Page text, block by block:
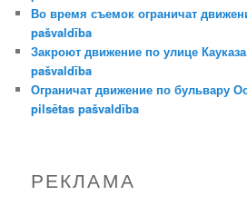
Во время съемок ограничат
pašvaldība
Закроют движение по улице
pašvaldība
Ограничат движение по бульвару
pilsētas pašvaldība
РЕКЛАМА